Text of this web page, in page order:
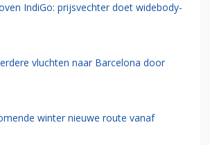
IndiGo: prijsvechter doet widebody-
vluchten naar Barcelona door
winter nieuwe route vanaf